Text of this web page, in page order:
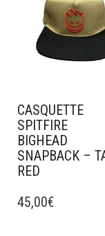
CASQUETTE
SPITFIRE
BIGHEAD
SNAPBACK –
RED
45,00€